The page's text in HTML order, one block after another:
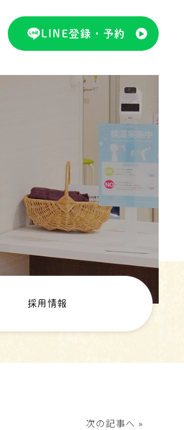
LINE登録・予約
採用情報
WEB予約 LINE登録・予約
次の記事へ »